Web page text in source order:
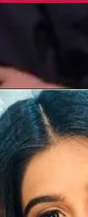
Opening